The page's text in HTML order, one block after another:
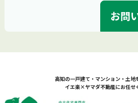
お問
高知の一戸建て・マンション・土地
イエ楽×ヤマダ不動産にお任せ